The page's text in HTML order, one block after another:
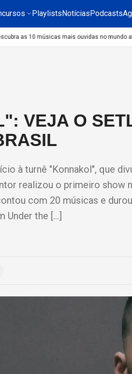
PlaylistsNotíciasPodcasts
as 10 músicas mais ouvidas no mundo
VEJA O
à turnê "Konnakol", que
realizou o primeiro show
com 20 músicas e
Under the […]